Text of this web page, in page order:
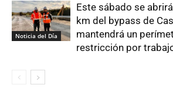
Noticia del Día
Este sábado se
km del bypass de
mantendrá un
restricción por